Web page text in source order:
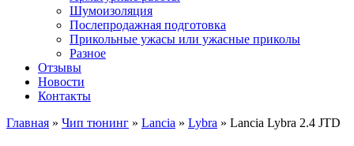
Шумоизоляция
Послепродажная подготовка
Прикольные ужасы или ужасные приколы
Разное
Отзывы
Новости
Контакты
Главная » Чип тюнинг » Lancia » Lybra » Lancia Lybra 2.4 JTD